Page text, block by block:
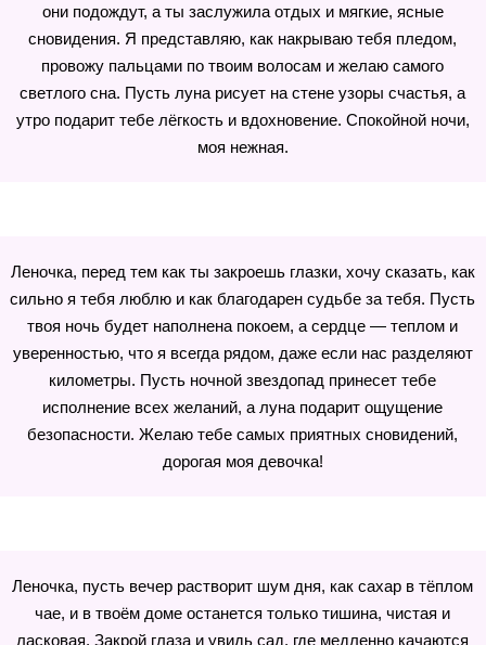
они подождут, а ты заслужила отдых и мягкие, ясные
сновидения. Я представляю, как накрываю тебя пледом,
провожу пальцами по твоим волосам и желаю самого
светлого сна. Пусть луна рисует на стене узоры счастья, а
утро подарит тебе лёгкость и вдохновение. Спокойной ночи,
моя нежная.
Леночка, перед тем как ты закроешь глазки, хочу сказать, как
сильно я тебя люблю и как благодарен судьбе за тебя. Пусть
твоя ночь будет наполнена покоем, а сердце — теплом и
уверенностью, что я всегда рядом, даже если нас разделяют
километры. Пусть ночной звездопад принесет тебе
исполнение всех желаний, а луна подарит ощущение
безопасности. Желаю тебе самых приятных сновидений,
дорогая моя девочка!
Леночка, пусть вечер растворит шум дня, как сахар в тёплом
чае, и в твоём доме останется только тишина, чистая и
ласковая. Закрой глаза и увидь сад, где медленно качаются